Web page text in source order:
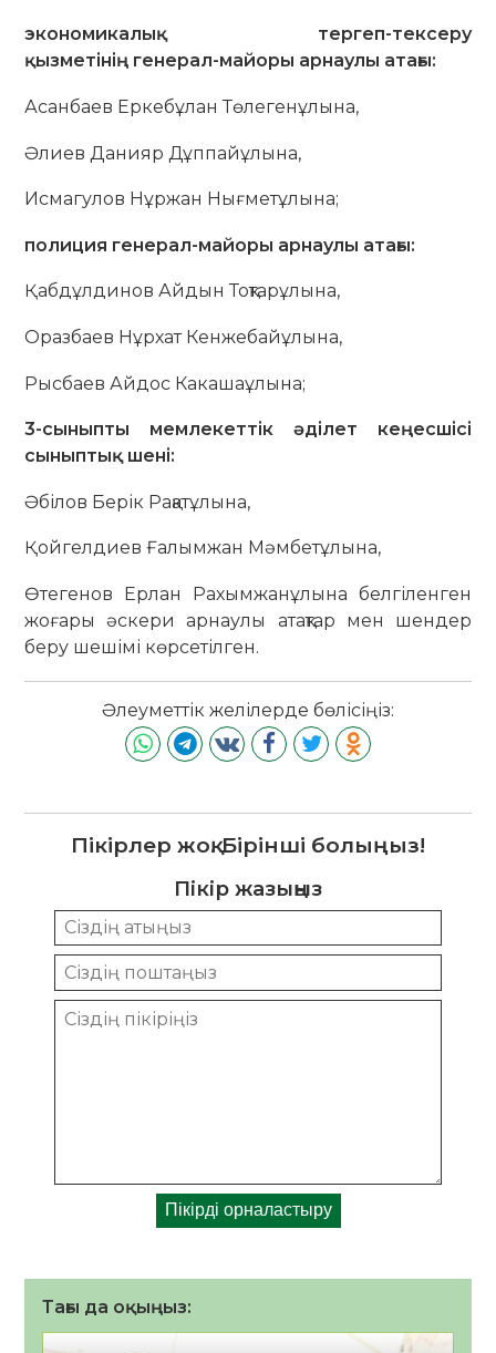
экономикалық тергеп-тексеру
қызметінің генерал-майоры арнаулы атағы:
Асанбаев Еркебұлан Төлегенұлына,
Әлиев Данияр Дұппайұлына,
Исмагулов Нұржан Нығметұлына;
полиция генерал-майоры арнаулы атағы:
Қабдұлдинов Айдын Тоқтарұлына,
Оразбаев Нұрхат Кенжебайұлына,
Рысбаев Айдос Какашаұлына;
3-сыныпты мемлекеттік әділет кеңесшісі
сыныптық шені:
Әбілов Берік Рақатұлына,
Қойгелдиев Ғалымжан Мәмбетұлына,
Өтегенов Ерлан Рахымжанұлына белгіленген
жоғары әскери арнаулы атақтар мен шендер
беру шешімі көрсетілген.
Әлеуметтік желілерде бөлісіңіз:
Пікірлер жоқ. Бірінші болыңыз!
Пікір жазыңыз
Тағы да оқыңыз: